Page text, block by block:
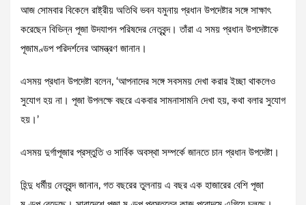
আজ সোমবার বিকেলে রাষ্ট্রীয় অতিথি ভবন যমুনায় প্রধান উপদেষ্টার সঙ্গে সাক্ষাৎ
করেছেন বিভিন্ন পূজা উদযাপন পরিষদের নেতৃবৃন্দ। তাঁরা এ সময় প্রধান উপদেষ্টাকে
পূজামণ্ডপ পরিদর্শনের আমন্ত্রণ জানান।
এসময় প্রধান উপদেষ্টা বলেন, ‘আপনাদের সঙ্গে সবসময় দেখা করার ইচ্ছা থাকলেও
সুযোগ হয় না। পূজা উপলক্ষে বছরে একবার সামনাসামনি দেখা হয়, কথা বলার সুযোগ
হয়।’
এসময় দুর্গাপূজার প্রস্তুতি ও সার্বিক অবস্থা সম্পর্কে জানতে চান প্রধান উপদেষ্টা।
হিন্দু ধর্মীয় নেতৃবৃন্দ জানান, গত বছরের তুলনায় এ বছর এক হাজারের বেশি পূজা